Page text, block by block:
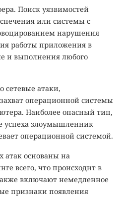
Поиск уязвимостей
или системы с
нарушения
работы приложения в
и выполнения любого
сетевые атаки,
операционной системы
Наиболее опасный тип,
успеха злоумышленник
операционной системой.
основаны на
всего, что происходит в
включают немедленное
признаки появления